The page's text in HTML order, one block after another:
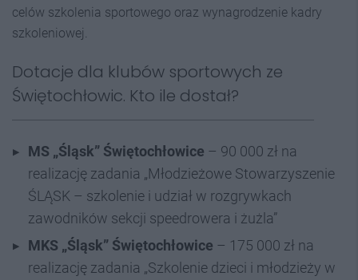
celów szkolenia sportowego oraz wynagrodzenie kadry
szkoleniowej.
Dotacje dla klubów sportowych ze
Świętochłowic. Kto ile dostał?
MS „Śląsk” Świętochłowice – 90 000 zł na
realizację zadania „Młodzieżowe Stowarzyszenie
ŚLĄSK – szkolenie i udział w rozgrywkach
zawodników sekcji speedrowera i żużla”
MKS „Śląsk” Świętochłowice – 175 000 zł na
realizację zadania „Szkolenie dzieci i młodzieży w